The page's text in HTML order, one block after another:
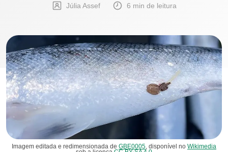
Júlia Assef 6 min de leitura
Imagem editada e redimensionada de GBE0005 , disponível no Wikimedia